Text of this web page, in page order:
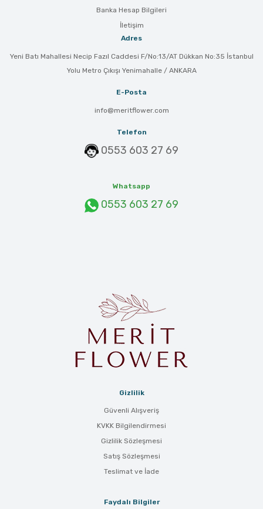
Banka Hesap Bilgileri
İletişim
Adres
Yeni Batı Mahallesi Necip Fazıl Caddesi F/No:13/AT Dükkan No:35 İstanbul
Yolu Metro Çıkışı Yenimahalle / ANKARA
E-Posta
info@meritflower.com
Telefon
0553 603 27 69
Whatsapp
0553 603 27 69
Gizlilik
Güvenli Alışveriş
KVKK Bilgilendirmesi
Gizlilik Sözleşmesi
Satış Sözleşmesi
Teslimat ve İade
Faydalı Bilgiler